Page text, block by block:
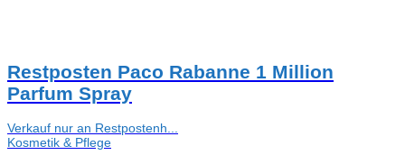
Restposten Paco Rabanne 1 Million
Parfum Spray
Verkauf nur an Restpostenh...
Kosmetik & Pflege